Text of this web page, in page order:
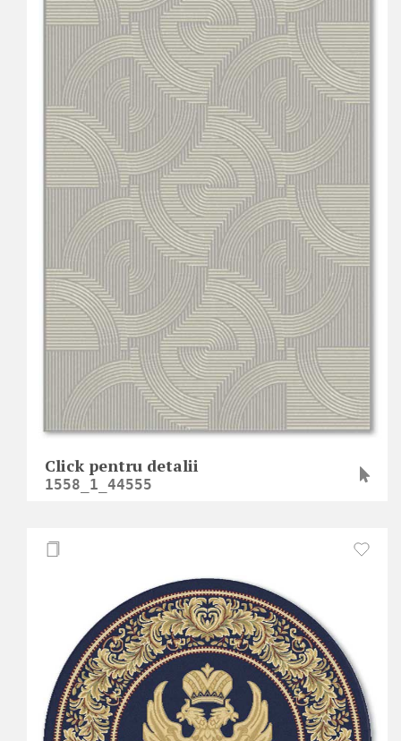
Click pentru detalii
1558_1_44555